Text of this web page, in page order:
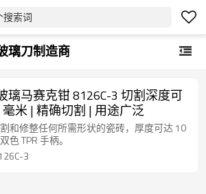
搜索词
璃刀制造商
璃马赛克钳 8126C-3 切割深度可
米 | 精确切割 | 用途广泛
和修整任何所需形状的瓷砖，厚度可达 10
色 TPR 手柄。
3